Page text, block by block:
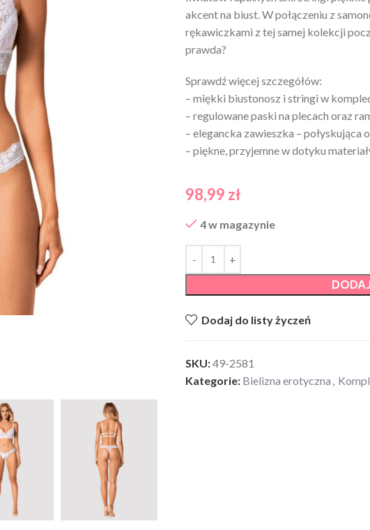
akcent na biust. W połączeniu z
rękawiczkami z tej samej kolekcji
prawda?
Sprawdź więcej szczegółów:
– miękki biustonosz i stringi w
– regulowane paski na plecach oraz
– elegancka zawieszka – połyskująca
– piękne, przyjemne w dotyku
98,99 zł
4 w magazynie
Dodaj do listy życzeń
SKU:49-2581
Kategorie: Bielizna erotyczna ,